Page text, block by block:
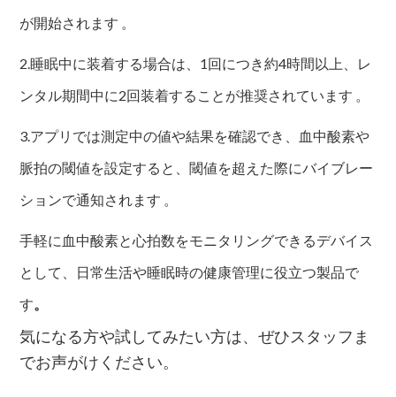
が開始されます 。
2.睡眠中に装着する場合は、1回につき約4時間以上、レ
ンタル期間中に2回装着することが推奨されています 。
3.アプリでは測定中の値や結果を確認でき、血中酸素や
脈拍の閾値を設定すると、閾値を超えた際にバイブレー
ションで通知されます 。
手軽に血中酸素と心拍数をモニタリングできるデバイス
として、日常生活や睡眠時の健康管理に役立つ製品で
す 。
気になる方や試してみたい方は、ぜひスタッフま
でお声がけください。